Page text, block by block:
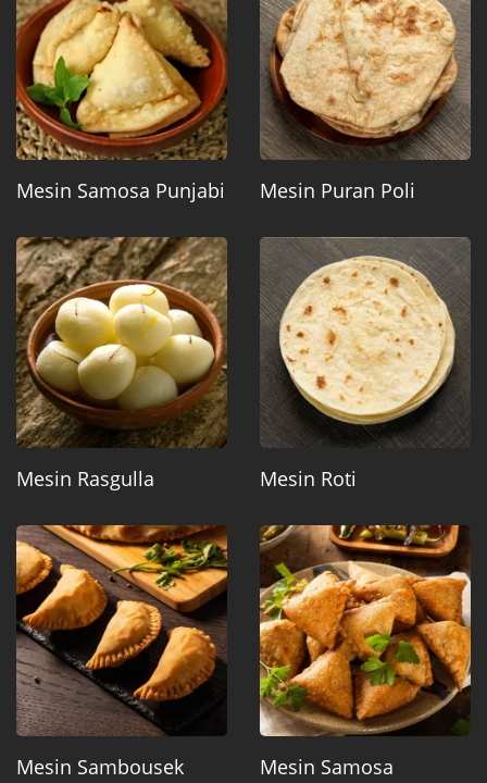
Mesin Samosa Punjabi Mesin Puran Poli
Mesin Rasgulla Mesin Roti
Mesin Sambousek Mesin Samosa